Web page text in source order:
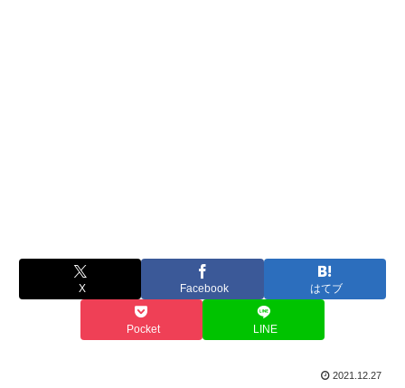
X Facebook はてブ
Pocket LINE
2021.12.27